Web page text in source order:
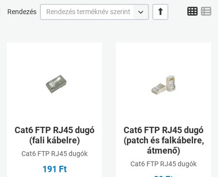
Rendezés Rendezés terméknév szerint +/- Grid
Összehasonlításhoz adom
Cat6 FTP RJ45 dugó
(fali kábelre)
Cat6 FTP RJ45 dugók
191 Ft
Cat6 FTP RJ45 dugó
(patch és falkábelre,
átmenő)
Cat6 FTP RJ45 dugók